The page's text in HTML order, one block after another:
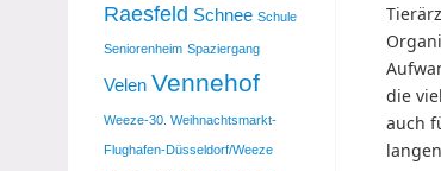
die
auch
Raesfeld Schnee Schule
Seniorenheim Spaziergang
Velen Vennehof
Weeze-30. Weihnachtsmarkt-
Flughafen-Düsseldorf/Weeze